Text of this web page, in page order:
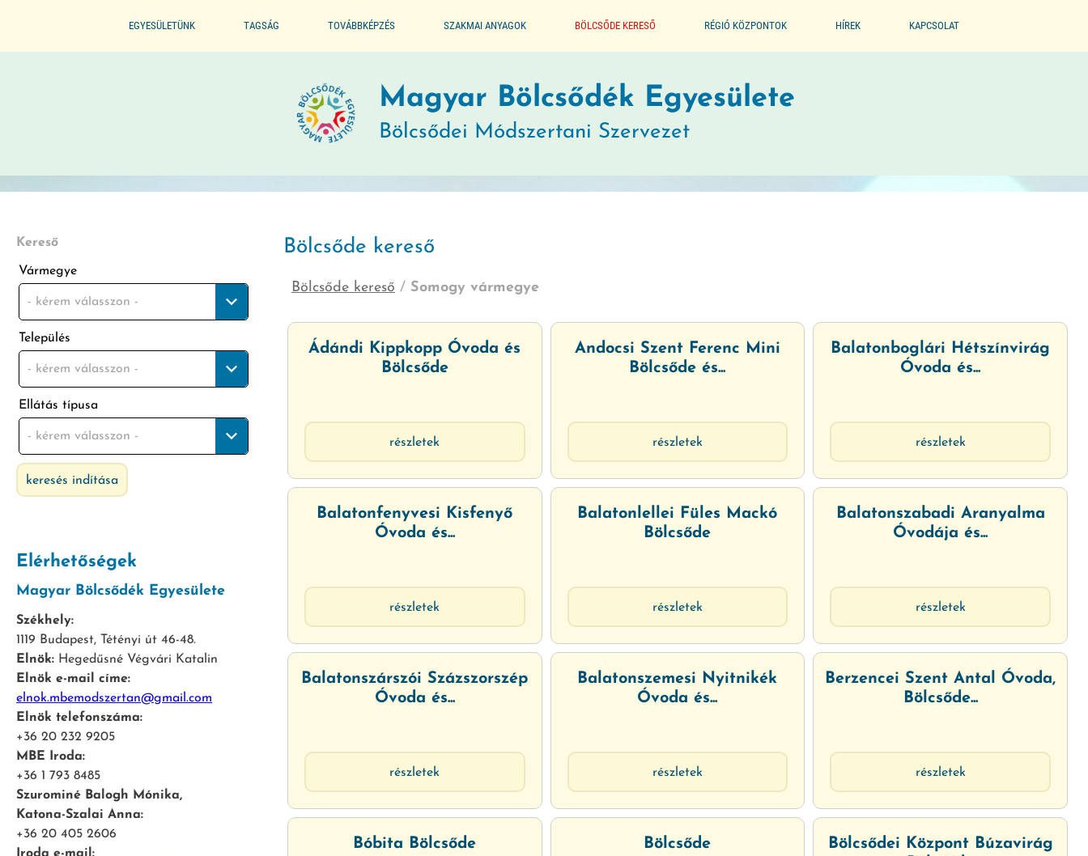
EGYESÜLETÜNK
ÜVEGZSEB
TAGSÁG
BELÉPÉS / KILÉPÉS
TOVÁBBKÉPZÉS SZAKMAI ANYAGOK
SEGÉDLET A BÖLCSŐDÉK
MÓDSZERTANI KIADVÁNYOK
GYERMEKVÉDELMI JELZŐRENDSZER
BÖLCSŐDE KERESŐ RÉGIÓ KÖZPONTOK HÍREK KAPCSOLAT
Magyar Bölcsődék Egyesülete
Bölcsődei Módszertani Szervezet
Kereső
Vármegye
- kérem válasszon -
Település
- kérem válasszon -
Ellátás típusa
- kérem válasszon -
keresés indítása
Elérhetőségek
Magyar Bölcsődék Egyesülete
Székhely:
1119 Budapest, Tétényi út 46-48.
Elnök: Hegedűsné Végvári Katalin
Elnök e-mail címe:
elnok.mbemodszertan@gmail.com
Elnök telefonszáma:
+36 20 232 9205
MBE Iroda:
+36 1 793 8485
Szurominé Balogh Mónika,
Katona-Szalai Anna:
+36 20 405 2606
Bölcsőde kereső
Bölcsőde kereső / Somogy vármegye
Ádándi Kippkopp Óvoda és
Bölcsőde
részletek
Andocsi Szent Ferenc Mini
Bölcsőde és...
részletek
Balatonboglári Hétszínvirág
Óvoda és...
részletek
Balatonfenyvesi Kisfenyő
Óvoda és...
részletek
Balatonlellei Füles Mackó
Bölcsőde
részletek
Balatonszabadi Aranyalma
Óvodája és...
részletek
Balatonszárszói Százszorszép
Óvoda és...
részletek
Balatonszemesi Nyitnikék
Óvoda és...
részletek
Berzencei Szent Antal Óvoda,
Bölcsőde...
részletek
Bóbita Bölcsőde Bölcsőde
Bölcsődei Központ Búzavirág